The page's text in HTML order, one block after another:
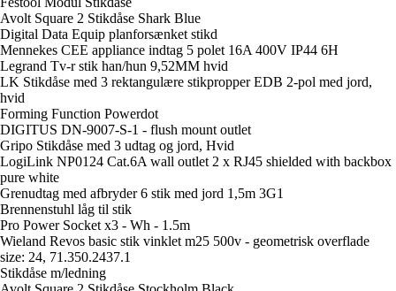
Avolt Square 2 Stikdåse Shark Blue
Digital Data Equip planforsænket stikd
Mennekes CEE appliance indtag 5 polet 16A 400V IP44 6H
Legrand Tv-r stik han/hun 9,52MM hvid
LK Stikdåse med 3 rektangulære stikpropper EDB 2-pol med jord,
hvid
Forming Function Powerdot
DIGITUS DN-9007-S-1 - flush mount outlet
Gripo Stikdåse med 3 udtag og jord, Hvid
LogiLink NP0124 Cat.6A wall outlet 2 x RJ45 shielded with backbox
pure white
Grenudtag med afbryder 6 stik med jord 1,5m 3G1
Brennenstuhl låg til stik
Pro Power Socket x3 - Wh - 1.5m
Wieland Revos basic stik vinklet m25 500v - geometrisk overflade
size: 24, 71.350.2437.1
Stikdåse m/ledning